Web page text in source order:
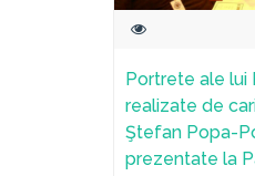
Portrete ale lui
realizate de
Ştefan Popa-
prezentate la